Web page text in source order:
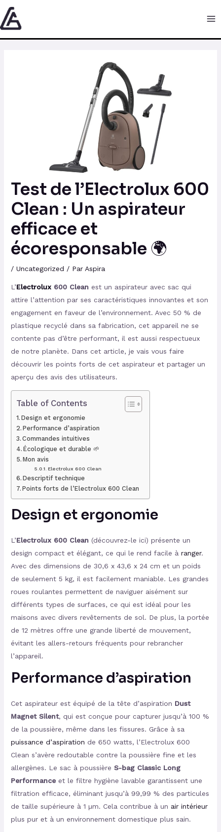
Aller
au
contenu
Test de l’Electrolux 600
Clean : Un aspirateur
efficace et
écoresponsable 🌍
/ Uncategorized / Par Aspira
L’Electrolux600 Clean est un aspirateur avec sac qui
attire l’attention par ses caractéristiques innovantes et son
engagement en faveur de l’environnement. Avec 50 % de
plastique recyclé dans sa fabrication, cet appareil ne se
contente pas d’être performant, il est aussi respectueux
de notre planète. Dans cet article, je vais vous faire
découvrir les points forts de cet aspirateur et partager un
aperçu des avis des utilisateurs.
Table of Contents
Design et ergonomie
Performance d’aspiration
Commandes intuitives
Écologique et durable 🌱
Mon avis
Electrolux 600 Clean
Descriptif technique
Points forts de l’Electrolux 600 Clean
Design et ergonomie
L’Electrolux 600 Clean (découvrez-le ici) présente un
design compact et élégant, ce qui le rend facile à ranger.
Avec des dimensions de 30,6 x 43,6 x 24 cm et un poids
de seulement 5 kg, il est facilement maniable. Les grandes
roues roulantes permettent de naviguer aisément sur
différents types de surfaces, ce qui est idéal pour les
maisons avec divers revêtements de sol. De plus, la portée
de 12 mètres offre une grande liberté de mouvement,
évitant les allers-retours fréquents pour rebrancher
l’appareil.
Performance d’aspiration
Cet aspirateur est équipé de la tête d’aspiration Dust
Magnet Silent, qui est conçue pour capturer jusqu’à 100 %
de la poussière, même dans les fissures. Grâce à sa
puissance d’aspiration de 650 watts, l’Electrolux 600
Clean s’avère redoutable contre la poussière fine et les
allergènes. Le sac à poussière S-bag Classic Long
Performanceet le filtre hygiène lavable garantissent une
filtration efficace, éliminant jusqu’à 99,99 % des particules
de taille supérieure à 1 µm. Cela contribue à un air intérieur
plus pur et à un environnement domestique plus sain.